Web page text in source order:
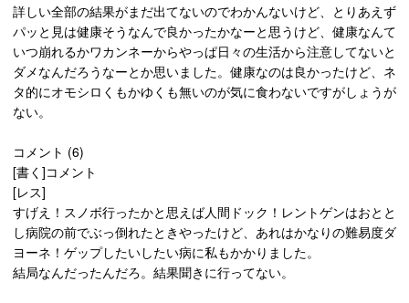
詳しい全部の結果がまだ出てないのでわかんないけど、とりあえず
パッと見は健康そうなんで良かったかなーと思うけど、健康なんて
いつ崩れるかワカンネーからやっぱ日々の生活から注意してないと
ダメなんだろうなーとか思いました。健康なのは良かったけど、ネ
タ的にオモシロくもかゆくも無いのが気に食わないですがしょうが
ない。
コメント (6)
[書く]コメント
[レス]
すげえ！スノボ行ったかと思えば人間ドック！レントゲンはおとと
し病院の前でぶっ倒れたときやったけど、あれはかなりの難易度ダ
ヨーネ！ゲップしたいしたい病に私もかかりました。
結局なんだったんだろ。結果聞きに行ってない。